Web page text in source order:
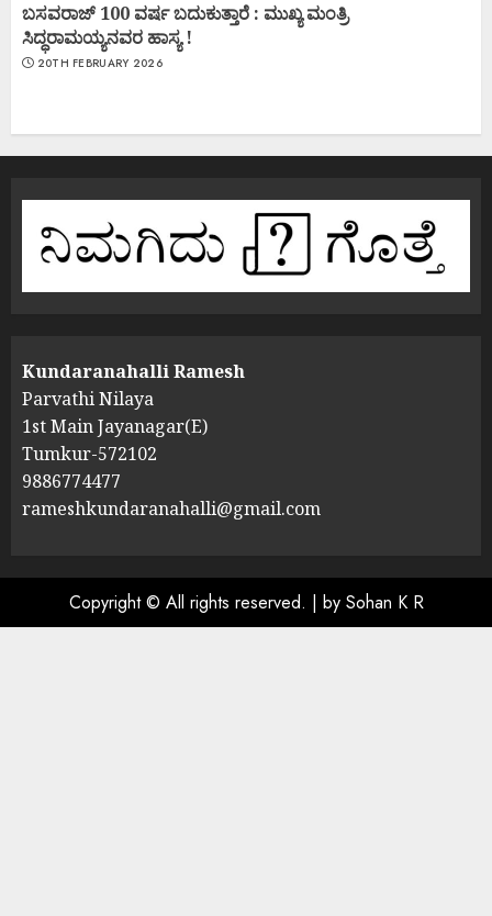
ಬಸವರಾಜ್ 100 ವರ್ಷ ಬದುಕುತ್ತಾರೆ : ಮುಖ್ಯ ಮಂತ್ರಿ
ಸಿದ್ಧರಾಮಯ್ಯನವರ ಹಾಸ್ಯ !
20TH FEBRUARY 2026
Kundaranahalli Ramesh
Parvathi Nilaya
1st Main Jayanagar(E)
Tumkur-572102
9886774477
rameshkundaranahalli@gmail.com
Copyright © All rights reserved. | by Sohan K R